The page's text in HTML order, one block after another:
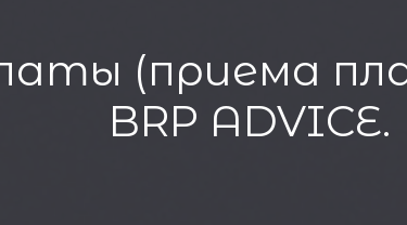
(приема
BRP ADVICE.